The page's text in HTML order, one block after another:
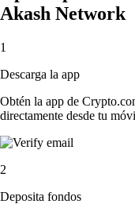
Akash Network
1
Descarga la app
Obtén la app de
directamente desde tu
2
Deposita fondos